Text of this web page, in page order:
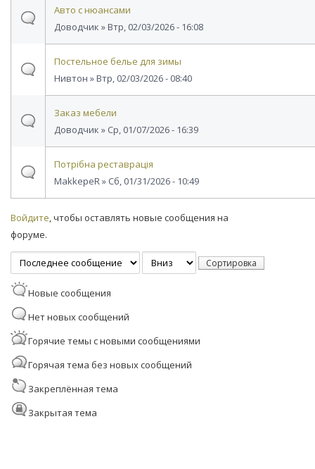
Авто с нюансами
Доводчик » Втр, 02/03/2026 - 16:08
Постельное белье для зимы
Нивтон » Втр, 02/03/2026 - 08:40
Заказ мебели
Доводчик » Ср, 01/07/2026 - 16:39
Потрібна реставрація
MakkepeR» Сб, 01/31/2026 - 10:49
Войдите, чтобы оставлять новые сообщения на
форуме.
Страницы
Сортировка по Сортировка
Новые сообщения
Нет новых сообщений
Горячие темы с новыми сообщениями
Горячая тема без новых сообщений
Закреплённая тема
Закрытая тема